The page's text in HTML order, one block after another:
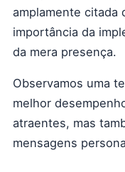
amplamente citada
importância da
da mera presença.
Observamos uma
melhor
atraentes, mas
mensagens